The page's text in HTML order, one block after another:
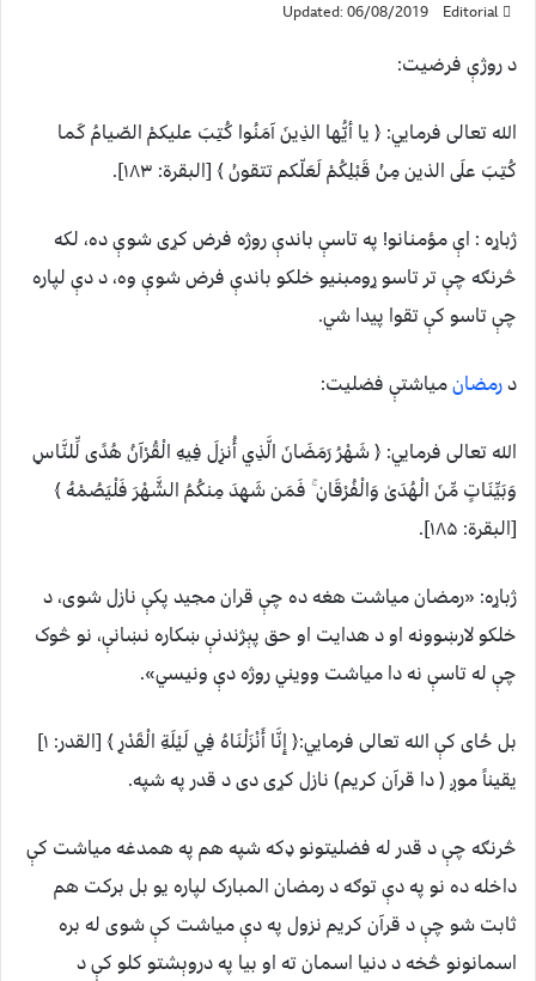
Editorial
Updated: 06/08/2019
د روژې فرضيت:
الله تعالی فرمايي: ﴿ يا أيُّها الذِينَ آمَنُوا كُتِبَ عليكمْ الصّيامُ كَما
كُتِبَ علَى الذين مِنْ قَبْلِكُمْ لَعَلّكم تتقونْ ﴾ [البقرة: ۱۸۳].
ژباړه : اې مؤمنانو! په تاسې باندې روژه فرض کړی شوې ده، لکه
څرنګه چې تر تاسو ړومبنيو خلکو باندې فرض شوې وه، د دې لپاره
چې تاسو کې تقوا پيدا شي.
درمضانمياشتې فضليت:
الله تعالی فرمايي: ﴿ شَهْرُ رَمَضَانَ الَّذِي أُنزِلَ فِيهِ الْقُرْآنُ هُدًى لِّلنَّاسِ
وَبَيِّنَاتٍ مِّنَ الْهُدَىٰ وَالْفُرْقَانِ ۚ فَمَن شَهِدَ مِنكُمُ الشَّهْرَ فَلْيَصُمْهُ ﴾
[البقرة: ۱۸۵].
ژباړه: «رمضان مياشت هغه ده چې قران مجيد پکې نازل شوی، د
خلکو لارښوونه او د هدايت او حق پېژندنې ښکاره نښانې، نو څوک
چې له تاسې نه دا مياشت وويني روژه دې ونيسي».
بل ځای کې الله تعالی فرمايي:﴿ إِنَّا أَنْزَلْنَاهُ فِي لَيْلَةِ الْقَدْرِ ﴾ [القدر: ۱]
يقيناً موږ ( دا قرآن کريم) نازل کړی دی د قدر په شپه.
څرنګه چې د قدر له فضليتونو ډکه شپه هم په همدغه مياشت کې
داخله ده نو په دې توګه د رمضان المبارک لپاره يو بل برکت هم
ثابت شو چې د قرآن کريم نزول په دې مياشت کې شوی له بره
اسمانونو څخه د دنيا اسمان ته او بيا په دروېشتو کلو کې د